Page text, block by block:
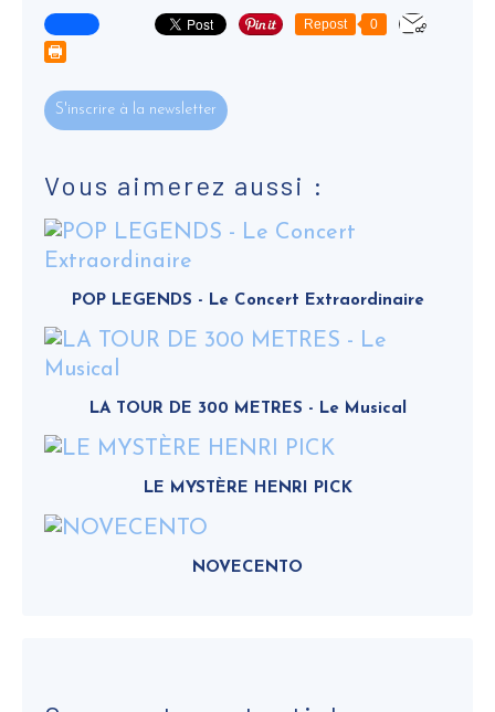
Repost 0
S'inscrire à la newsletter
Vous aimerez aussi :
POP LEGENDS - Le Concert Extraordinaire
LA TOUR DE 300 METRES - Le Musical
LE MYSTÈRE HENRI PICK
NOVECENTO